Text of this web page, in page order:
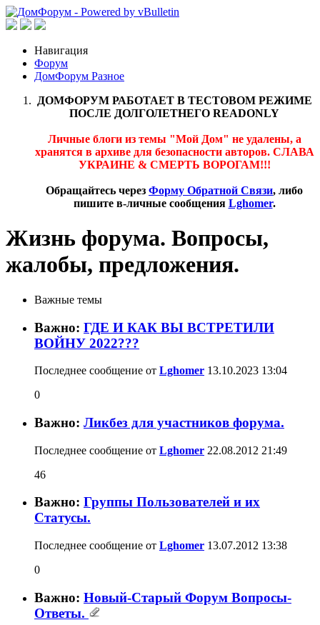
Навигация
Форум
ДомФорум Разное
ДОМФОРУМ РАБОТАЕТ В ТЕСТОВОМ РЕЖИМЕ
ПОСЛЕ ДОЛГОЛЕТНЕГО READONLY
Личные блоги из темы "Мой Дом" не удалены, а
хранятся в архиве для безопасности авторов. СЛАВА
УКРАИНЕ & СМЕРТЬ ВОРОГАМ!!!
Обращайтесь через Форму Обратной Связи, либо
пишите в-личные сообщения Lghomer.
Жизнь форума. Вопросы,
жалобы, предложения.
Важные темы
Важно: ГДЕ И КАК ВЫ ВСТРЕТИЛИ
ВОЙНУ 2022???
Последнее сообщение от Lghomer 13.10.2023 13:04
0
Важно: Ликбез для участников форума.
Последнее сообщение от Lghomer 22.08.2012 21:49
46
Важно: Группы Пользователей и их
Статусы.
Последнее сообщение от Lghomer 13.07.2012 13:38
0
Важно: Новый-Старый Форум Вопросы-
Ответы.